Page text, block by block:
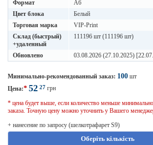
Формат
A6
Цвет блока
Белый
Торговая марка
VIP-Print
Склад (быстрый)
+удаленный
111196 шт (111196 шт)
Обновлено 03.08.2026 (27.10.2025)
Минимально-рекомендованный заказ: 100 шт
Цена:* 52 27 грн
* цена будет выше, если количество меньше
заказа. Точную цену можно уточнить у Вашего
+ нанесение по запросу (шелкотрафарет S9)
Оберіть кількість